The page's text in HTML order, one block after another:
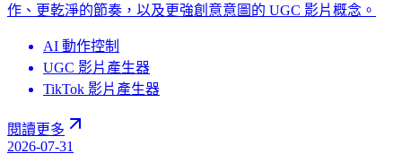
作、更乾淨的節奏，以及更強創意意圖的 UGC 影片概念。
AI 動作控制
UGC 影片產生器
TikTok 影片產生器
閱讀更多
2026-07-31